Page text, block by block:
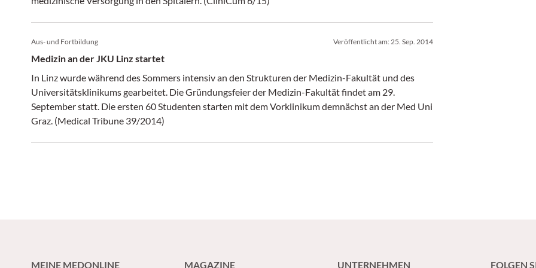
Aus- und Fortbildung Veröffentlicht am:25. Sep. 2014
Medizin an der JKU Linz startet
In Linz wurde während des Sommers intensiv an den Strukturen der Medizin-Fakultät und des
Universitätsklinikums gearbeitet. Die Gründungsfeier der Medizin-Fakultät findet am 29.
September statt. Die ersten 60 Studenten starten mit dem Vorklinikum demnächst an der Med Uni
Graz. (Medical Tribune 39/2014)
MEINE MEDONLINE MAGAZINE UNTERNEHMEN FOLGEN